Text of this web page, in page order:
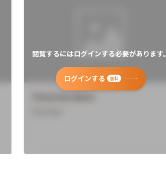
閲覧するにはログインする必要があります。
ログインする 無料